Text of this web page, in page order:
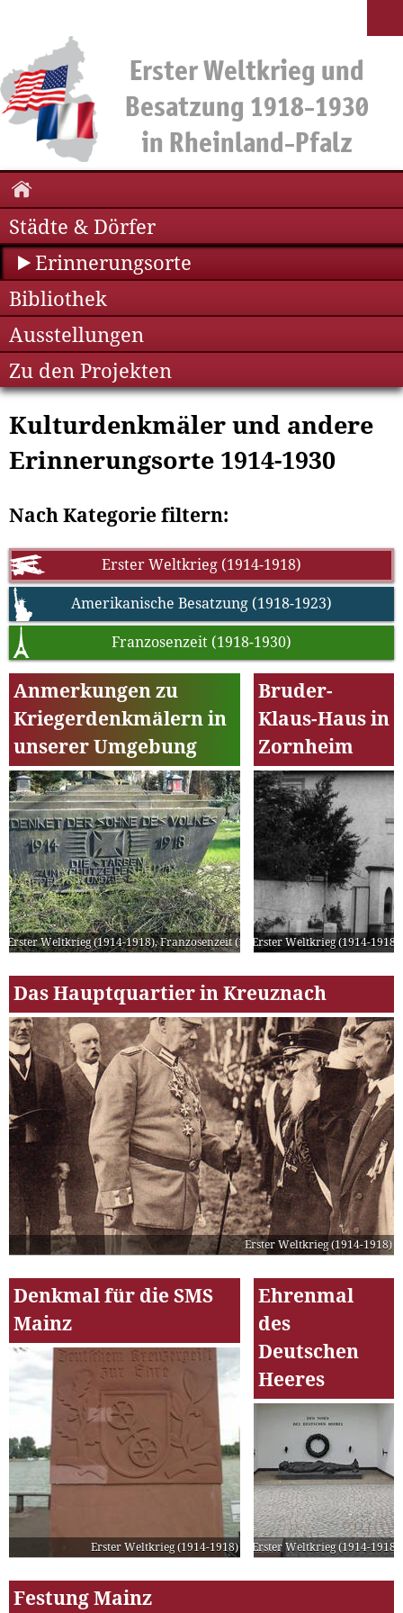
Städte & Dörfer
Erinnerungsorte
Bibliothek
Ausstellungen
Zu den Projekten
Kulturdenkmäler und andere
Erinnerungsorte 1914-1930
Nach Kategorie filtern:
Erster Weltkrieg (1914-1918)
Amerikanische Besatzung (1918-1923)
Franzosenzeit (1918-1930)
Erster Weltkrieg (1914-1918),Franzosenzeit (1918-1930)
Anmerkungen zu
Kriegerdenkmälern in
unserer Umgebung
Erster Weltkrieg (1914-1918)
Bruder-
Klaus-Haus in
Zornheim
Erster Weltkrieg (1914-1918)
Das Hauptquartier in Kreuznach
Erster Weltkrieg (1914-1918)
Denkmal für die SMS
Mainz
Erster Weltkrieg (1914-1918)
Ehrenmal
des
Deutschen
Heeres
Festung Mainz